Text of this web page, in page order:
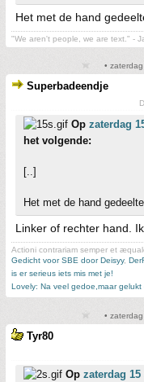
Het met de hand
"We aren't people, we are text." -
•
Superbadeendje
Op zaterdag
het volgende:
[..]
Het met de hand
Linker of rechter hand.
Actioni contrariam semper et
Gedicht voor SBE door Deisyy,
is er serieus iets mis met je!
Lovely: Na veel gedoe,maar
•
Tyr80
Op zaterdag 15